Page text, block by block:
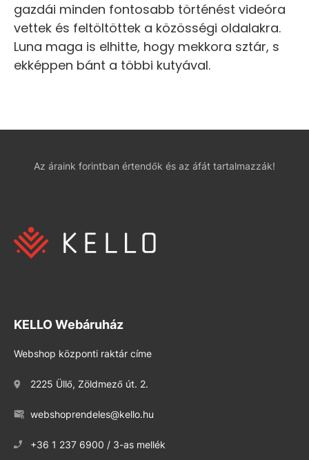
gazdái minden fontosabb történést videóra
vettek és feltöltöttek a közösségi oldalakra.
Luna maga is elhitte, hogy mekkora sztár, s
ekképpen bánt a többi kutyával.
Az áraink forintban értendők és az áfát tartalmazzák!
KELLO Webáruház
Webshop központi raktár címe
2225 Üllő, Zöldmező út. 2.
webshoprendeles@kello.hu
+36 1 237 6900 / 3-as mellék